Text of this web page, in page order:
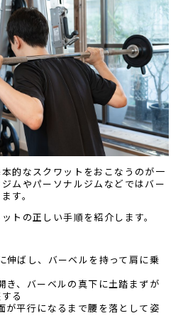
的なスクワットをおこなうのが一
ムやパーソナルジムなどではバー
す。
トの正しい手順を紹介します。
伸ばし、バーベルを持って肩に乗
き、バーベルの真下に土踏まずが
る
が平行になるまで腰を落として姿